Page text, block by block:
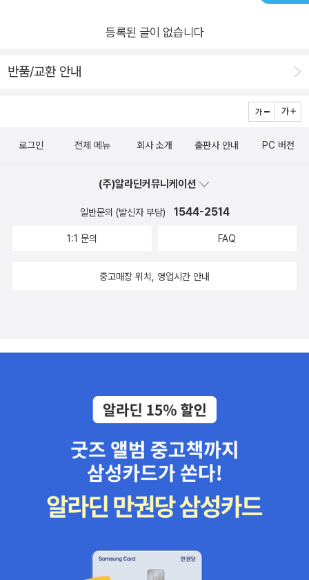
등록된 글이 없습니다
반품/교환 안내
로그인 전체 메뉴 회사 소개 출판사 안내 PC 버전
(주)알라딘커뮤니케이션
일반문의 (발신자 부담) 1544-2514
1:1 문의 FAQ
중고매장 위치, 영업시간 안내